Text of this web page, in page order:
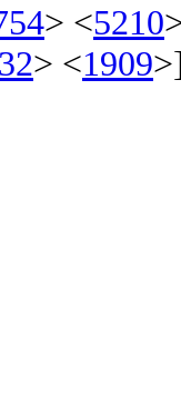
> <5210
> <1909